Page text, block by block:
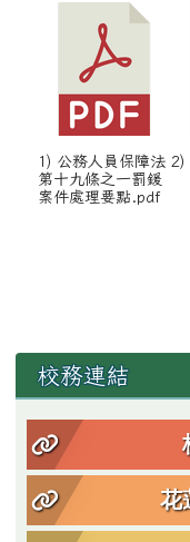
1) 公務人員保障法
第十九條之一罰鍰
案件處理要點.pdf
2)
左邊區域內容
校務連結
花